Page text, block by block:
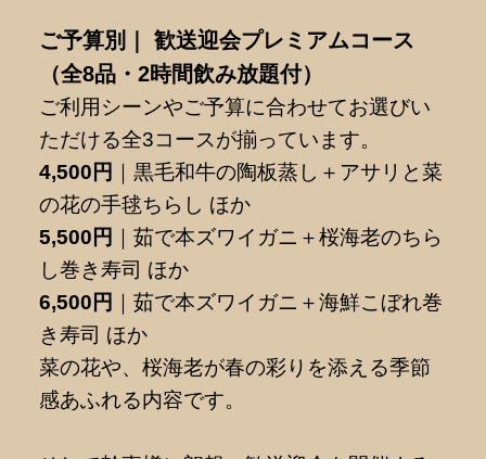
ご予算別｜ 歓送迎会プレミアムコース
（全8品・2時間飲み放題付）
ご利用シーンやご予算に合わせてお選びい
ただける全3コースが揃っています。
4,500円 ｜黒毛和牛の陶板蒸し＋アサリと菜
の花の手毬ちらし ほか
5,500円 ｜茹で本ズワイガニ＋桜海老のちら
し巻き寿司 ほか
6,500円 ｜茹で本ズワイガニ＋海鮮こぼれ巻
き寿司 ほか
菜の花や、桜海老が春の彩りを添える季節
感あふれる内容です。